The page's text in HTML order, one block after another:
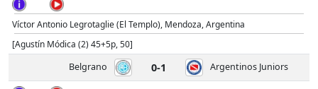
Víctor Antonio Legrotaglie (El Templo), Mendoza, Argentina
[Agustín Módica (2) 45+5p, 50]
Belgrano
0-1 Argentinos Juniors